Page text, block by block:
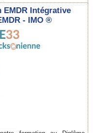
EMDR Intégrative
- IMO ®